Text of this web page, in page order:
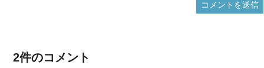
2件のコメント